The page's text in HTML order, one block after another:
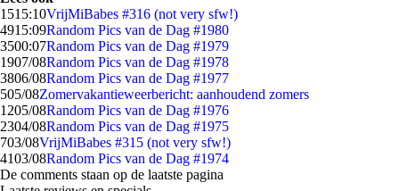
1515:10VrijMiBabes #316 (not very sfw!)
4915:09Random Pics van de Dag #1980
3500:07Random Pics van de Dag #1979
1907/08Random Pics van de Dag #1978
3806/08Random Pics van de Dag #1977
505/08Zomervakantieweerbericht: aanhoudend zomers
1205/08Random Pics van de Dag #1976
2304/08Random Pics van de Dag #1975
703/08VrijMiBabes #315 (not very sfw!)
4103/08Random Pics van de Dag #1974
De comments staan op de laatste pagina